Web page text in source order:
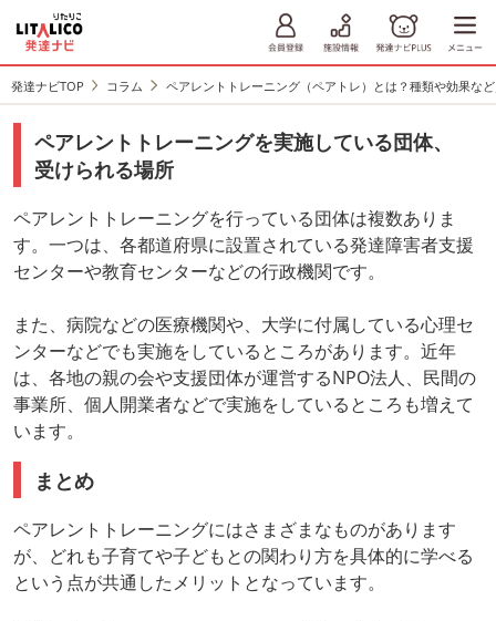
発達ナビTOP コラム ペアレントトレーニング（ペアトレ）とは？種類や効果な
ペアレントトレーニングを実施している団体、
受けられる場所
ペアレントトレーニングを行っている団体は複数ありま
す。一つは、各都道府県に設置されている発達障害者支援
センターや教育センターなどの行政機関です。
また、病院などの医療機関や、大学に付属している心理セ
ンターなどでも実施をしているところがあります。近年
は、各地の親の会や支援団体が運営するNPO法人、民間の
事業所、個人開業者などで実施をしているところも増えて
います。
まとめ
ペアレントトレーニングにはさまざまなものがあります
が、どれも子育てや子どもとの関わり方を具体的に学べる
という点が共通したメリットとなっています。